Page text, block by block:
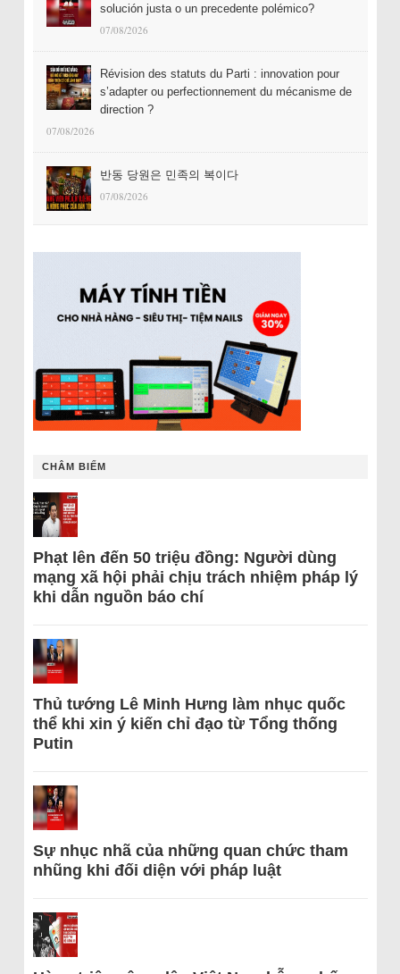
solución justa o un precedente polémico?
07/08/2026
Révision des statuts du Parti : innovation pour
s’adapter ou perfectionnement du mécanisme de
direction ?
07/08/2026
반동 당원은 민족의 복이다
07/08/2026
CHÂM BIẾM
Phạt lên đến 50 triệu đồng: Người dùng
mạng xã hội phải chịu trách nhiệm pháp lý
khi dẫn nguồn báo chí
Thủ tướng Lê Minh Hưng làm nhục quốc
thể khi xin ý kiến chỉ đạo từ Tổng thống
Putin
Sự nhục nhã của những quan chức tham
nhũng khi đối diện với pháp luật